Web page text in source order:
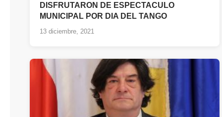
DISFRUTARON DE ESPECTACULO
MUNICIPAL POR DIA DEL TANGO
13 diciembre, 2021